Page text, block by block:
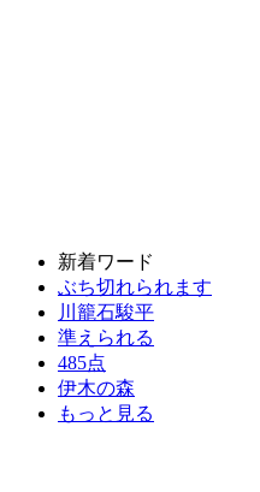
新着ワード
ぶち切れられます
川籠石駿平
準えられる
485点
伊木の森
もっと見る